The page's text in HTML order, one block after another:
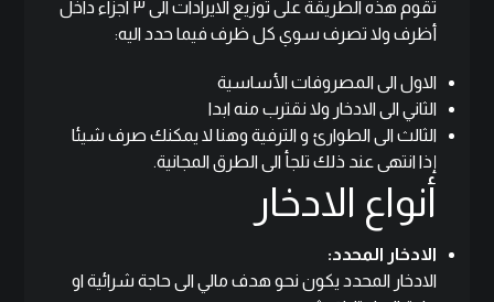
تقوم هذه الطريقة على توزيع الايرادات الى ٣ اجزاء داخل
أظرف ولا تصرف سوي كل ظرف فيما حدد اليه:
الاول الى المصروفات الأساسية
الثاني الى الادخار ولا نقترب منه ابدا
الثالث الى الطوارئ و الترفية وهنا لا يمكنك صرف شيئا
إذا انتهى عند ذلك تلجأ الى الطرق المجانية.
أنواع الادخار
الادخار المحدد:
الادخار المحدد يكون نحو هدف مالي الى حاجة شرائية او